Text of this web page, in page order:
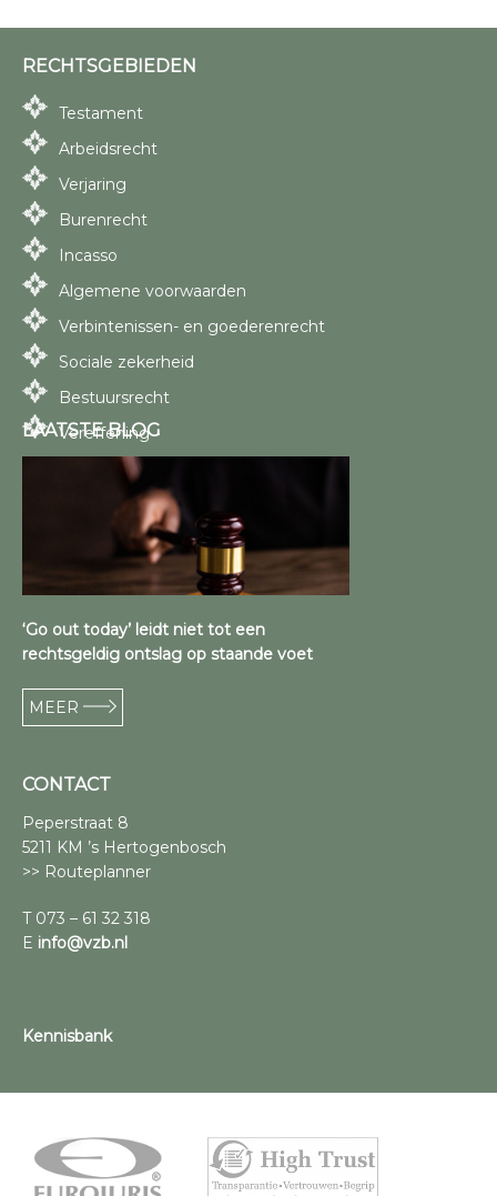
RECHTSGEBIEDEN
Testament
Arbeidsrecht
Verjaring
Burenrecht
Incasso
Algemene voorwaarden
Verbintenissen- en goederenrecht
Sociale zekerheid
Bestuursrecht
Vereffening
LAATSTE BLOG
‘Go out today’ leidt niet tot een
rechtsgeldig ontslag op staande voet
MEER
CONTACT
Peperstraat 8
5211 KM ’s Hertogenbosch
>> Routeplanner
T 073 – 61 32 318
E info@vzb.nl
Kennisbank